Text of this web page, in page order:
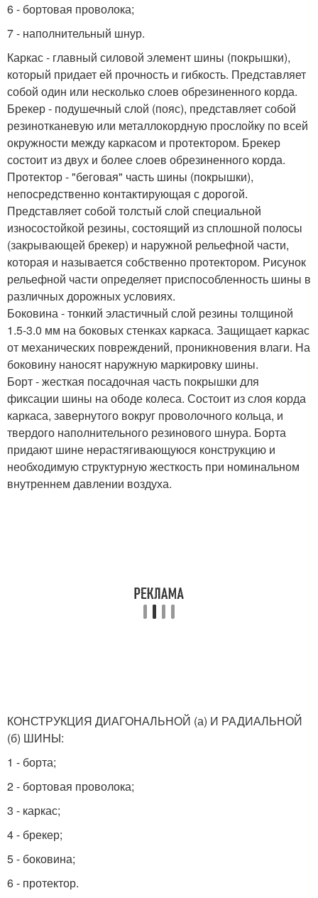
6 - бортовая проволока;
7 - наполнительный шнур.
Каркас - главный силовой элемент шины (покрышки),
который придает ей прочность и гибкость. Представляет
собой один или несколько слоев обрезиненного корда.
Брекер - подушечный слой (пояс), представляет собой
резинотканевую или металлокордную прослойку по всей
окружности между каркасом и протектором. Брекер
состоит из двух и более слоев обрезиненного корда.
Протектор - "беговая" часть шины (покрышки),
непосредственно контактирующая с дорогой.
Представляет собой толстый слой специальной
износостойкой резины, состоящий из сплошной полосы
(закрывающей брекер) и наружной рельефной части,
которая и называется собственно протектором. Рисунок
рельефной части определяет приспособленность шины в
различных дорожных условиях.
Боковина - тонкий эластичный слой резины толщиной
1.5-3.0 мм на боковых стенках каркаса. Защищает каркас
от механических повреждений, проникновения влаги. На
боковину наносят наружную маркировку шины.
Борт - жесткая посадочная часть покрышки для
фиксации шины на ободе колеса. Состоит из слоя корда
каркаса, завернутого вокруг проволочного кольца, и
твердого наполнительного резинового шнура. Борта
придают шине нерастягивающуюся конструкцию и
необходимую структурную жесткость при номинальном
внутреннем давлении воздуха.
КОНСТРУКЦИЯ ДИАГОНАЛЬНОЙ (а) И РАДИАЛЬНОЙ
(б) ШИНЫ:
1 - борта;
2 - бортовая проволока;
3 - каркас;
4 - брекер;
5 - боковина;
6 - протектор.